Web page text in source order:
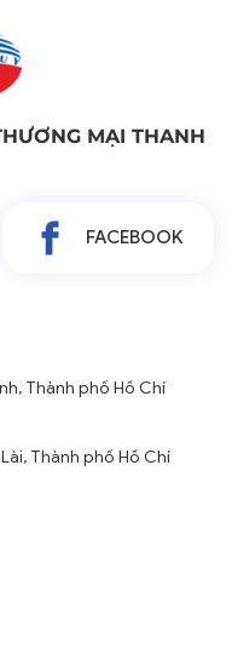
MẠI THANH
FACEBOOK
Thành phố Hồ Chí
Thành phố Hồ Chí